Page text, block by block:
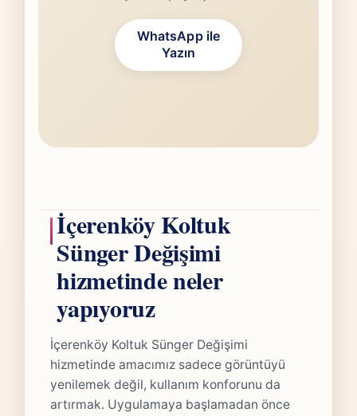
WhatsApp ile
Yazın
İçerenköy Koltuk
Sünger Değişimi
hizmetinde neler
yapıyoruz
İçerenköy Koltuk Sünger Değişimi
hizmetinde amacımız sadece görüntüyü
yenilemek değil, kullanım konforunu da
artırmak. Uygulamaya başlamadan önce